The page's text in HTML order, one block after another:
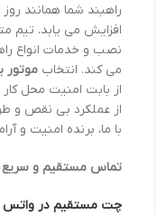
راهبند شما همانند
نصب و خدمات انواع
می کند. انتخاب موتور
از بابت امنیت محل
از عملکرد بی نقص و
با ما، برنده امنیت و
تماس مستقیم و
چت مستقیم در واتس